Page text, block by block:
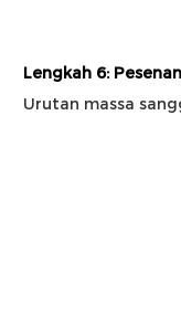
Lengkah 6:
Urutan massa